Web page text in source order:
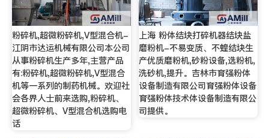
粉碎机,超微粉碎机,V型混合机-
江阴市达运机械有限公司本公司
从事粉碎机生产多年,主营产品
有:粉碎机,超微粉碎机,V型混合
机等一系列的制药机械。欢迎社
会各界人士前来选购,粉碎机、
超微粉碎机、V型混合机选购电
话
上海 粉体结块打碎机器结块盐
磨粉机-不易变质、不蝗结块生
产优质磨粉机,砂粉设备,选粉机,
洗砂机,提升。吉林市育强粉体
设备制造有限公司育强粉体设备
育强粉体技术体设备制造有限公
司提供。